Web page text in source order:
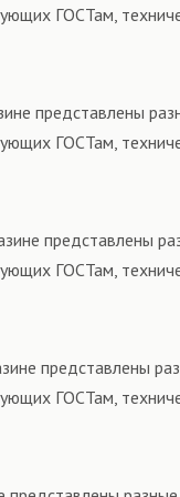
ГОСТам,
представлены
ГОСТам,
представлены
ГОСТам,
представлены
ГОСТам,